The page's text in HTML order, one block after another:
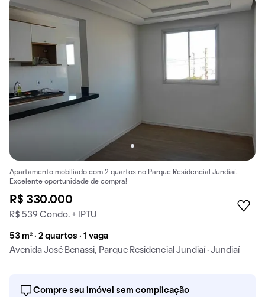
Apartamento mobiliado com 2 quartos no Parque Residencial Jundiaí.
Excelente oportunidade de compra!
R$ 330.000
R$ 539 Condo. + IPTU
53 m² · 2 quartos · 1 vaga
Avenida José Benassi, Parque Residencial Jundiaí · Jundiaí
Compre seu imóvel sem complicação